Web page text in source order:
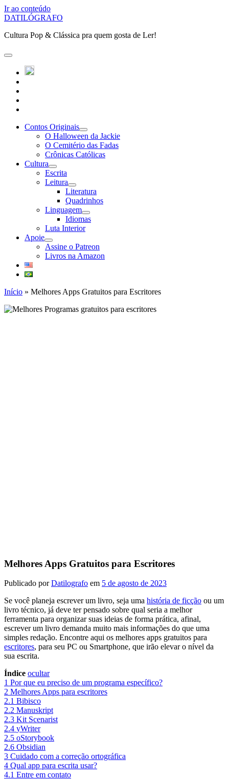
Ir ao conteúdo
DATILÓGRAFO
Cultura Pop & Clássica pra quem gosta de Ler!
abrir
menu
principal
twitter
Contos Originais
abrir
submenu
O Halloween da Jackie
O Cemitério das Fadas
Crônicas Católicas
Cultura
abrir
submenu
Escrita
Leitura
abrir
submenu
Literatura
Quadrinhos
Linguagem
abrir
submenu
Idiomas
Luta Interior
Apoie
abrir
submenu
Assine o Patreon
Livros na Amazon
Início » Melhores Apps Gratuitos para Escritores
Melhores Apps Gratuitos para Escritores
Publicado porDatilografo em 5 de agosto de 2023
Se você planeja escrever um livro, seja uma história de ficção ou um
livro técnico, já deve ter pensado sobre qual seria a melhor
ferramenta para organizar suas ideias de forma prática, afinal,
escrever um livro demanda muito mais informações do que uma
simples redação. Encontre aqui os melhores apps gratuitos para
escritores, para seu PC ou Smartphone, que irão elevar o nível da
sua escrita.
Índice ocultar
1 Por que eu preciso de um programa específico?
2 Melhores Apps para escritores
2.1 Bibisco
2.2 Manuskript
2.3 Kit Scenarist
2.4 yWriter
2.5 oStorybook
2.6 Obsidian
3 Cuidado com a correção ortográfica
4 Qual app para escrita usar?
4.1 Entre em contato